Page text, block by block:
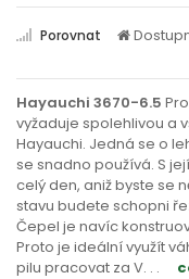
Porovnat
Hayauchi 3670-6.5
vyžaduje spolehlivou a
Hayauchi. Jedná se o
se snadno používá. S
celý den, aniž byste se
stavu budete schopni
Čepel je navíc
Proto je ideální využít
pilu pracovat za V. . .